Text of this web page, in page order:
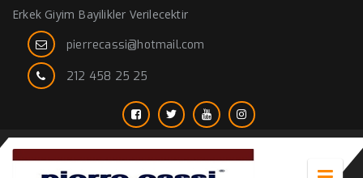
Erkek Giyim Bayilikler Verilecektir
pierrecassi@hotmail.com
212 458 25 25